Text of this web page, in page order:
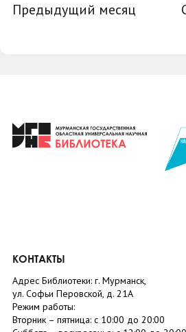
Предыдущий месяц
КОНТАКТЫ
Адрес Библиотеки: г. Мурманск,
ул. Софьи Перовской, д. 21А
Режим работы:
Вторник – пятница: с 10:00 до 20:00